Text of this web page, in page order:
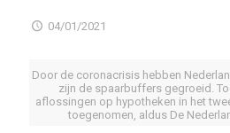
04/01/2021
Door de coronacrisis hebben
zijn de spaarbuffers gegroeid.
aflossingen op hypotheken in het
toegenomen, aldus De